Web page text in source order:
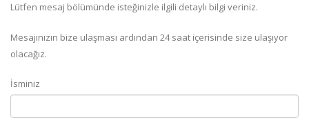
Lütfen mesaj bölümünde isteğinizle ilgili detaylı bilgi veriniz.
Mesajınızın bize ulaşması ardından 24 saat içerisinde size ulaşıyor
olacağız.
İsminiz